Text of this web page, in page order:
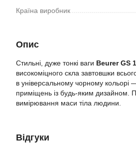
Країна виробник
Опис
Стильні, дуже тонкі ваги Beurer GS
високоміцного скла завтовшки
в універсальному чорному кольорі
приміщень із будь-яким дизайном.
вимірювання маси тіла людини.
Відгуки